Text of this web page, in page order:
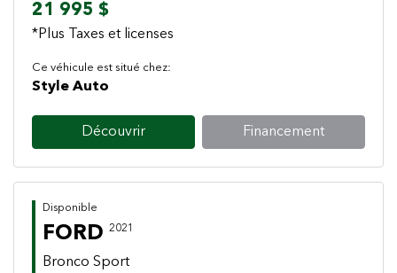
21 995 $
*Plus Taxes et licenses
Ce véhicule est situé chez:
Style Auto
Découvrir Financement
Disponible
FORD 2021
Bronco Sport